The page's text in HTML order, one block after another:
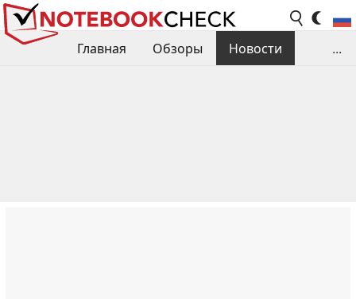
Главная Обзоры
Новости
...